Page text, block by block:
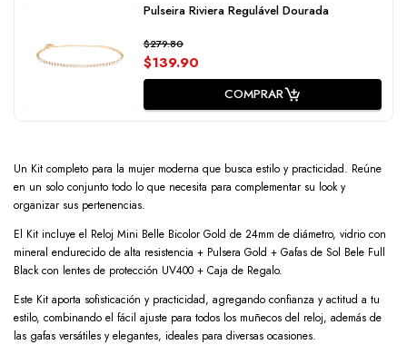
Pulseira Riviera Regulável Dourada
$279.80
$139.90
COMPRAR
Un Kit completo para la mujer moderna que busca estilo y practicidad. Reúne
en un solo conjunto todo lo que necesita para complementar su look y
organizar sus pertenencias.
El Kit incluye el Reloj Mini Belle Bicolor Gold de 24mm de diámetro, vidrio con
mineral endurecido de alta resistencia + Pulsera Gold + Gafas de Sol Bele Full
Black con lentes de protección UV400 + Caja de Regalo.
Este Kit aporta sofisticación y practicidad, agregando confianza y actitud a tu
estilo, combinando el fácil ajuste para todos los muñecos del reloj, además de
las gafas versátiles y elegantes, ideales para diversas ocasiones.